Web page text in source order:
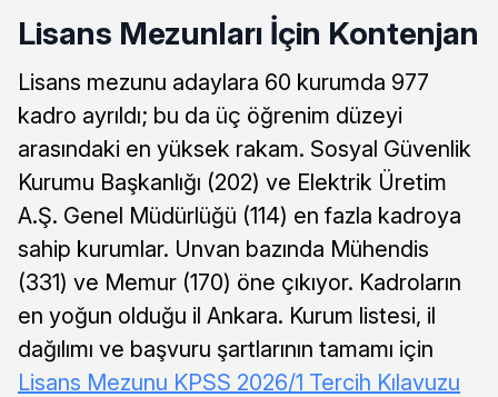
Lisans Mezunları İçin Kontenjan
Lisans mezunu adaylara 60 kurumda 977
kadro ayrıldı; bu da üç öğrenim düzeyi
arasındaki en yüksek rakam. Sosyal Güvenlik
Kurumu Başkanlığı (202) ve Elektrik Üretim
A.Ş. Genel Müdürlüğü (114) en fazla kadroya
sahip kurumlar. Unvan bazında Mühendis
(331) ve Memur (170) öne çıkıyor. Kadroların
en yoğun olduğu il Ankara. Kurum listesi, il
dağılımı ve başvuru şartlarının tamamı için
Lisans Mezunu KPSS 2026/1 Tercih Kılavuzu